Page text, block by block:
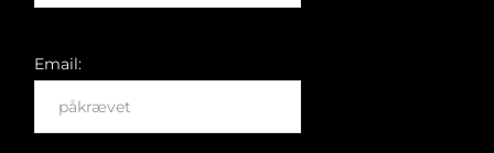
Email: